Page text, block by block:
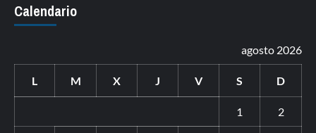
Calendario
agosto 2026
L M X J V S D
1 2